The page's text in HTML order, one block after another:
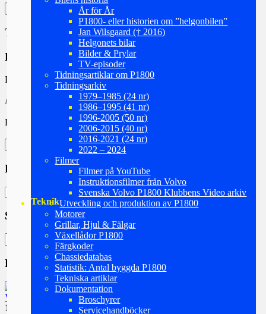
År för År
P1800- eller historien om ”helgonbilen”
Jan Wilsgaard († 2016)
Helgonets bilar
Bilder & Prylar
TV-episoder
Tidningsartiklar om P1800
Tidningsarkiv
1979–1985 (24 nr)
1986–1995 (41 nr)
1996-2005 (50 nr)
2006-2015 (40 nr)
2016-2021 (24 nr)
2022 – 2024
Filmer
Filmer på YouTube
Instruktionsfilmer från Volvo
Svenska Volvo P1800 Klubbens Video arkiv
TeknikUtveckling och produktion av P1800
Motorer
Grillar, Hjul & Fälgar
Växellådor P1800
Färgkoder
Chassiedatabas
Statistik: Antal byggda P1800
Tekniska artiklar
Dokumentation
Broschyrer
Servicehandböcker
Translate this site (Google)
Logga in
Logga in på webbplatsen.
Användarnamn
Lösenord
Läsvärdiga Kategorier
Kategorier
Sök i hemsidan efter…
efter:
De 3 närmast kommande Träffarna
VROM
14 aug 26